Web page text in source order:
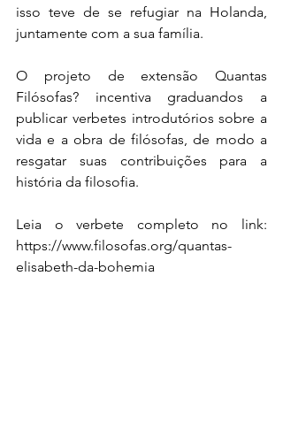
isso teve de se refugiar na Holanda,
juntamente com a sua família.
O projeto de extensão Quantas
Filósofas? incentiva graduandos a
publicar verbetes introdutórios sobre a
vida e a obra de filósofas, de modo a
resgatar suas contribuições para a
história da filosofia.
Leia o verbete completo no link:
https://www.filosofas.org/quantas-
elisabeth-da-bohemia